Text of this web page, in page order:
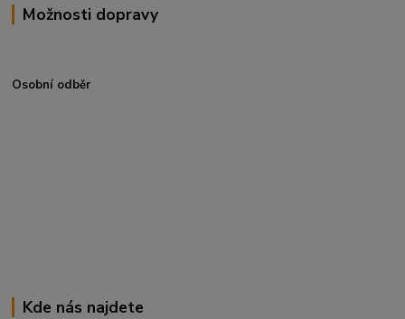
Možnosti dopravy
Osobní odběr
Kde nás najdete